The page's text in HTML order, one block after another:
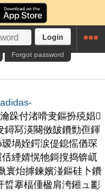
Login
Forgot password
跺付渚嗗叏鏂扮殑娼
鐞冩渶闋傚皷鐨勯亱鍕
堝姪鍔涙偍鎴愮偤琛
緸婧愰牠鎶撹捣锛屼
寰炲摢鍊嬪湴鏂硅卜鐨
晢搴楅偅楹肩洿鎺ュ彲